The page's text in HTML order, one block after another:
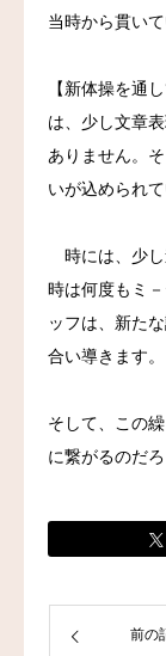
当時から貫い
【新体操を通
は、少し文章
ありません。
いが込められ
時には、少し
時は何度もミ
ッフは、新た
合い導きます。
そして、この
に繋がるのだ
前の
教室概要
よくある質問
ブログ